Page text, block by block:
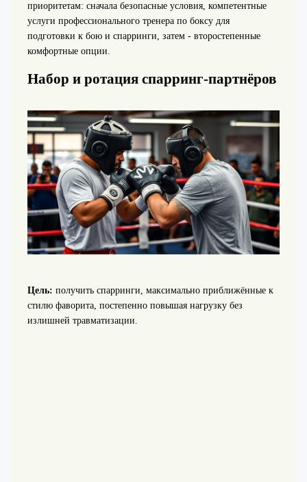
приоритетам: сначала безопасные условия, компетентные
услуги профессионального тренера по боксу для
подготовки к бою и спарринги, затем - второстепенные
комфортные опции.
Набор и ротация спарринг-партнёров
Цель: получить спарринги, максимально приближённые к
стилю фаворита, постепенно повышая нагрузку без
излишней травматизации.